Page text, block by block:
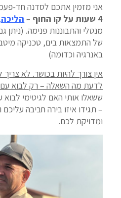
אני מזמין אתכם לסדנה חד-
4 שעות על קו החוף – הליכה
מנטלי והתבוננות פנימה. (ניתן
של התמצאות בים, טכניקה
באנרגיה וכדומה)
אין צורך להיות בכושר. לא
לדעת מה השאלה – רק לבוא עם
ששאלו אותי האם לגיטימי לבוא
– תגידו איזו בירה חביבה
ומדויקת לכם.